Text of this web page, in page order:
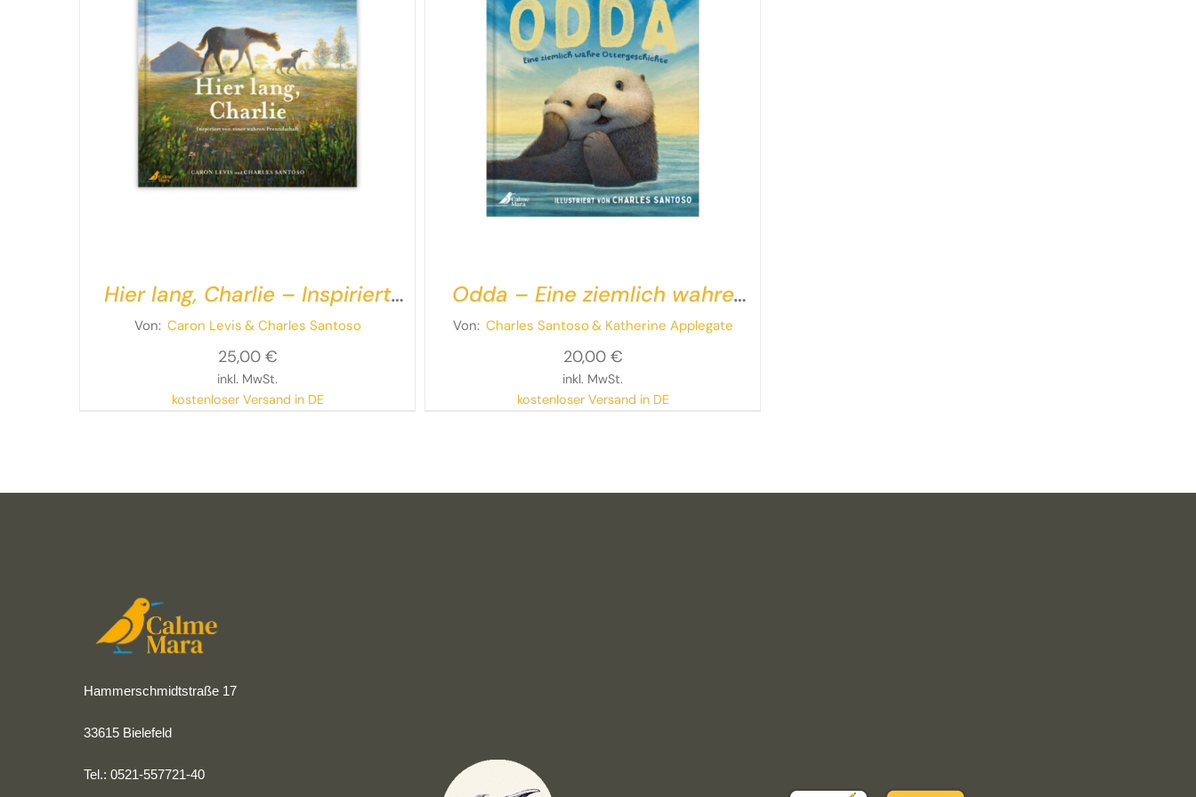
Hier lang, Charlie – Inspiriert
von einer wahren Freundschaft
Von: Caron Levis & Charles Santoso
25,00 €
inkl. MwSt.
kostenloser Versand in DE
Odda – Eine ziemlich wahre
Ottergeschichte
Von: Charles Santoso& Katherine Applegate
20,00 €
inkl. MwSt.
kostenloser Versand in DE
Hammerschmidtstraße 17
33615 Bielefeld
Tel.: 0521-557721-40